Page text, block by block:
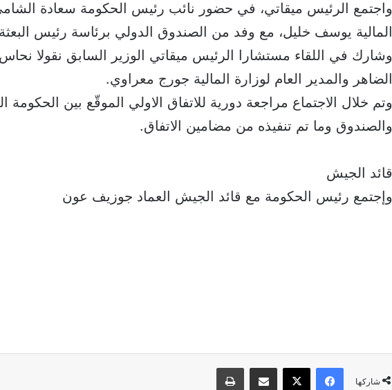
واجتمع الرئيس ميقاتي، في حضور نائب رئيس الحكومة سعادة
المالية يوسف خليل، مع وفد من الصندوق الدولي برئاسة رئيس
وشارك في اللقاء مستشارا الرئيس ميقاتي الوزير السابق نقولا
الضاهر والمدير العام لوزارة المالية جورج معراوي.
وتم خلال الاجتماع مراجعة دورية للاتفاق الاولي الموقّع بين الحكومة
والصندوق وما تم تنفيذه من مضامين الاتفاق.
قائد الجيش
وإجتمع رئيس الحكومة مع قائد الجيش العماد جوزيف عون
شاركها
فيسبوك ‫X مشاركة عبر البريد طباعة